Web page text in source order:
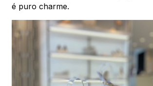
é puro charme.